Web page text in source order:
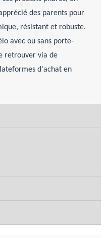
des parents pour
résistant et robuste.
avec ou sans porte-
retrouver via de
d'achat en